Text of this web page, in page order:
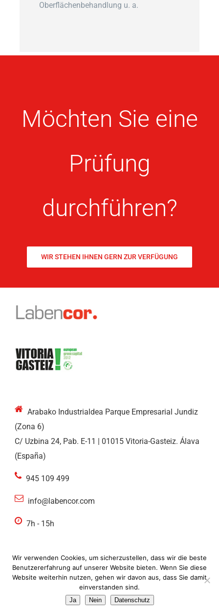
Oberflächenbehandlung u. a.
Möchten Sie eine
Prüfung
durchführen?
WIR STEHEN IHNEN GERN ZUR VERFÜGUNG
Arabako Industrialdea Parque Empresarial Jundiz
(Zona 6)
C/ Uzbina 24, Pab. E-11 | 01015 Vitoria-Gasteiz. Álava
(España)
945 109 499
info@labencor.com
7h - 15h
© ideolab 2022. Alle Rechte vorbehalten |Rechtliche
Wir verwenden Cookies, um sicherzustellen, dass wir die beste
Benutzererfahrung auf unserer Website bieten. Wenn Sie diese
Website weiterhin nutzen, gehen wir davon aus, dass Sie damit
einverstanden sind.
Ja Nein Datenschutz